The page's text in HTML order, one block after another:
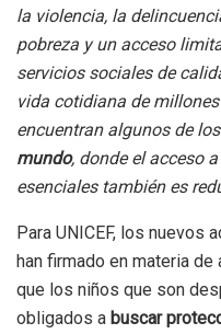
la violencia, la
pobreza y un acceso
servicios sociales de
vida cotidiana de
encuentran algunos de
mundo, donde el acceso
esenciales también es
Para UNICEF, los nuevos
han firmado en materia
que los niños que son
obligados a buscar